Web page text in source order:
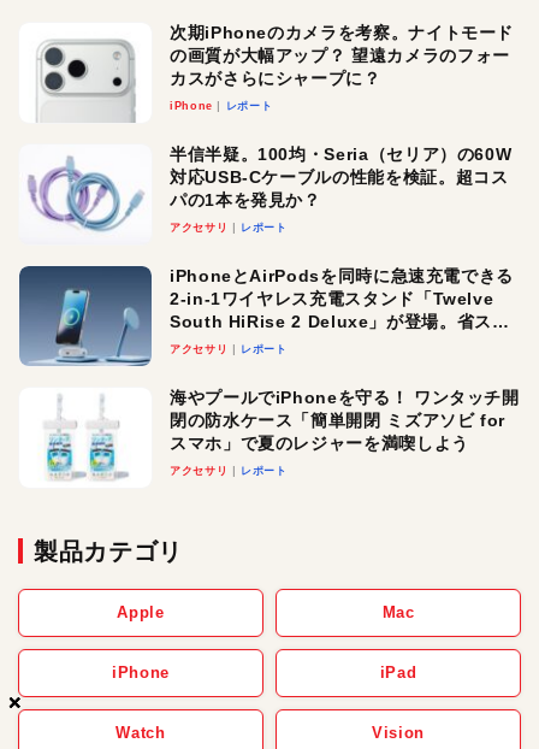
×
×
×
次期iPhoneのカメラを考察。ナイトモード
の画質が大幅アップ？ 望遠カメラのフォー
カスがさらにシャープに？
iPhone レポート
半信半疑。100均・Seria（セリア）の60W
対応USB-Cケーブルの性能を検証。超コス
パの1本を発見か？
アクセサリ レポート
iPhoneとAirPodsを同時に急速充電できる
2-in-1ワイヤレス充電スタンド「Twelve
South HiRise 2 Deluxe」が登場。省スペ
ースでおしゃれに充電したい人にオスス
アクセサリ レポート
海やプールでiPhoneを守る！ ワンタッチ開
閉の防水ケース「簡単開閉 ミズアソビ for
スマホ」で夏のレジャーを満喫しよう
アクセサリ レポート
製品カテゴリ
Apple Mac
iPhone iPad
Watch Vision